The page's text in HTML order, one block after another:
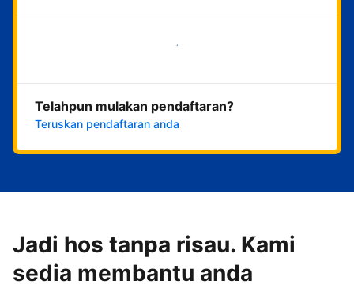
Mulakan sekarang
Telahpun mulakan pendaftaran?
Teruskan pendaftaran anda
Jadi hos tanpa risau. Kami
sedia membantu anda